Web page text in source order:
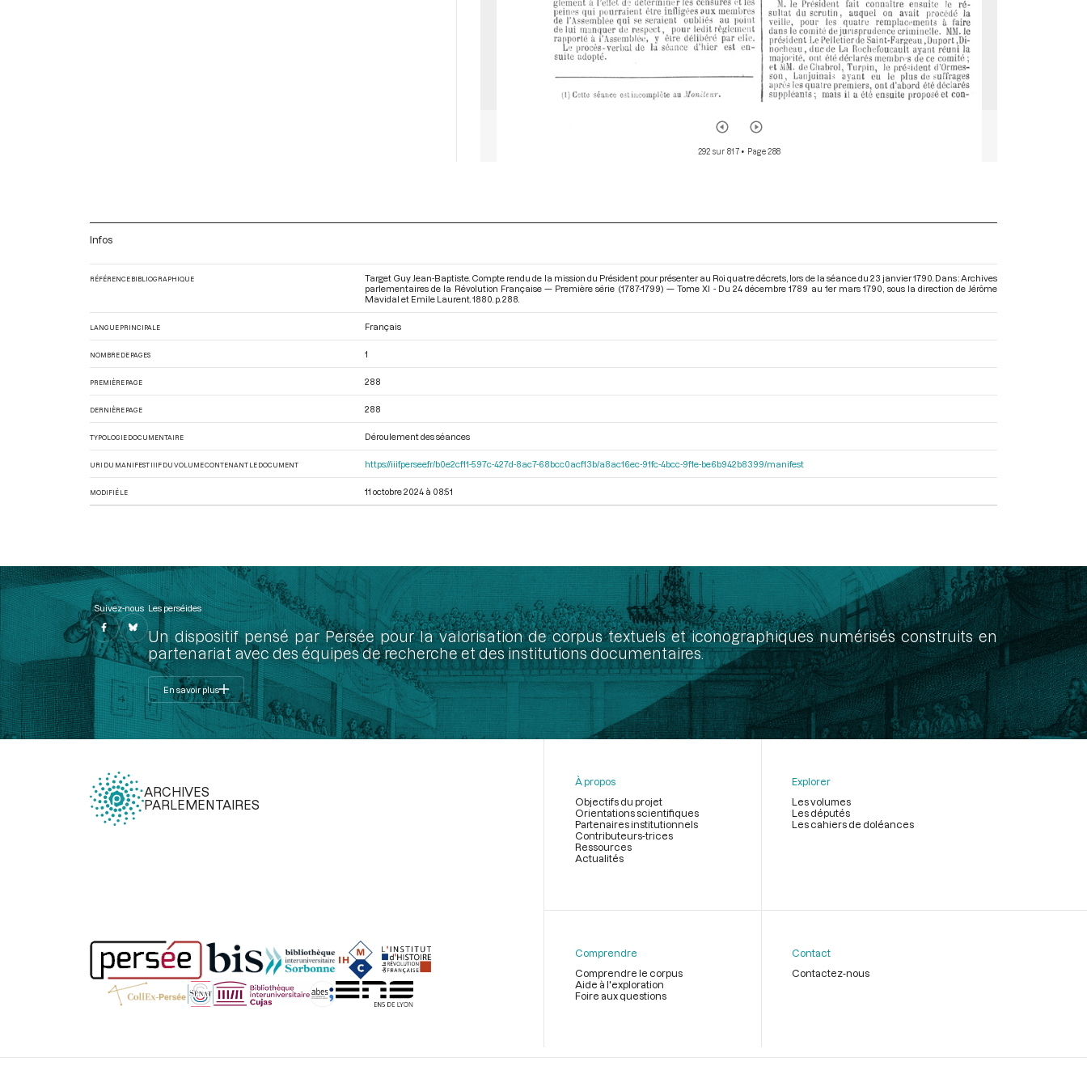
292 sur 817• Page 288
Infos
RÉFÉRENCE BIBLIOGRAPHIQUE
Target Guy Jean-Baptiste. Compte rendu de la mission du Président pour présenter au Roi quatre décrets, lors de la séance du 23 janvier 1790. Dans : Archives
parlementaires de la Révolution Française — Première série (1787-1799) — Tome XI - Du 24 décembre 1789 au 1er mars 1790 , sous la direction de Jérôme
Mavidal et Emile Laurent. 1880. p. 288.
LANGUE PRINCIPALE Français
NOMBRE DE PAGES 1
PREMIÈRE PAGE 288
DERNIÈRE PAGE 288
TYPOLOGIE DOCUMENTAIRE Déroulement des séances
URI DU MANIFEST IIIF DU VOLUME CONTENANT LE DOCUMENT https://iiif.persee.fr/b0e2cf11-597c-427d-8ac7-68bcc0acf13b/a8ac16ec-91fc-4bcc-9f1e-be6b942b8399/manifest
MODIFIÉ LE 11 octobre 2024 à 08:51
Suivez-nous Les perséides
Un dispositif pensé par Persée pour la valorisation de corpus textuels et iconographiques numérisés construits en
partenariat avec des équipes de recherche et des institutions documentaires.
En savoir plus
ARCHIVES
PARLEMENTAIRES
page
À propos
Objectifs du projet
Orientations scientifiques
Partenaires institutionnels
Contributeurs-trices
Ressources
Actualités
Explorer
Les volumes
Les députés
Les cahiers de doléances
Comprendre
Comprendre le corpus
Aide à l'exploration
Foire aux questions
Contact
Contactez-nous
Légal